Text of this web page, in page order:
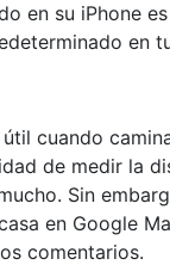
en su iPhone
en
cuando
de medir la
Sin
en Google
comentarios.